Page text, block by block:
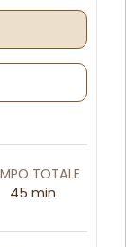
TOTALE
45 min